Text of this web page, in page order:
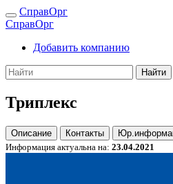
СправОрг
СправОрг
Добавить компанию
Найти
Триплекс
Описание Контакты
Информация актуальна на: 23.04.2021